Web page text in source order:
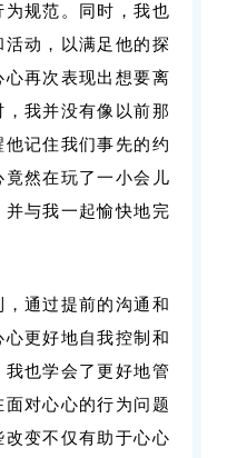
规范。
同时，我也
动，以满足他的探
心再次表现出想要离
我并没有像以前那
记住我们事先的约
然在玩了一小会儿
与我一起愉快地完
通过提前的沟通和
更好地自我控制和
我也学会了更好地管
对心心的行为问题
改变不仅有助于心心